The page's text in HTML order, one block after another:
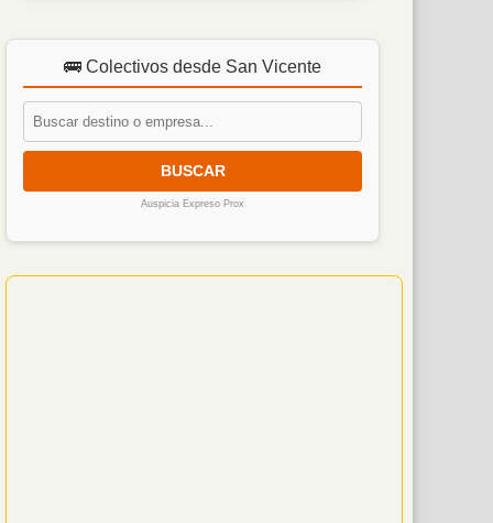
🚌 Colectivos desde San Vicente
BUSCAR
Auspicia Expreso Prox